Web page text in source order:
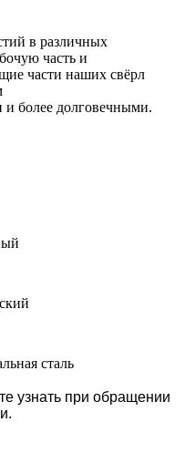
в различных
часть и
части наших свёрл
и более долговечными.
сталь
узнать при обращении